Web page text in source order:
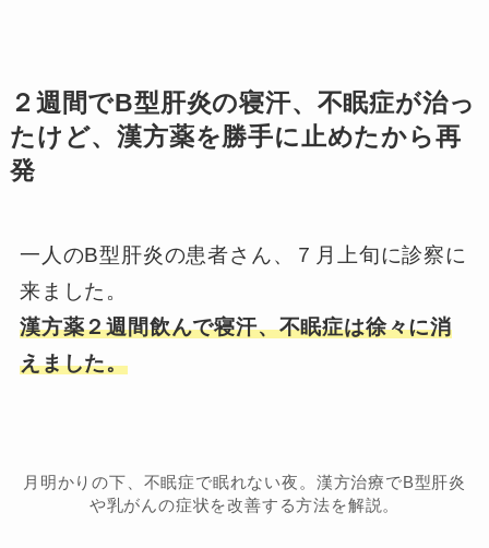
２週間でB型肝炎の寝汗、不眠症が治っ
たけど、漢方薬を勝手に止めたから再
発
一人のB型肝炎の患者さん、７月上旬に診察に
来ました。
漢方薬２週間飲んで寝汗、不眠症は徐々に消
えました。
月明かりの下、不眠症で眠れない夜。漢方治療でB型肝炎
や乳がんの症状を改善する方法を解説。